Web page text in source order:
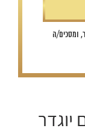
יוגדר
ומסכים/ה